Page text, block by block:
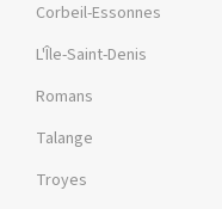
Corbeil-Essonnes
L'Île-Saint-Denis
Romans
Talange
Troyes